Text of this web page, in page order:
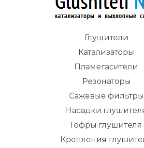
Глушители
Катализаторы
Пламегасители
Резонаторы
Сажевые фильтры
Насадки
Гофры глушителя
Крепления